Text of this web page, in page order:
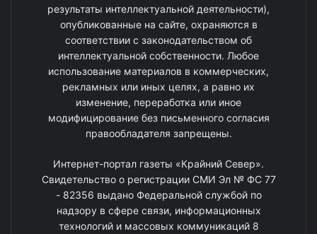
результаты интеллектуальной деятельности),
опубликованные на сайте, охраняются в
соответствии с законодательством об
интеллектуальной собственности. Любое
использование материалов в коммерческих,
рекламных или иных целях, а равно их
изменение, переработка или иное
модифицирование без письменного согласия
правообладателя запрещены.
Интернет-портал газеты «Крайний Север».
Свидетельство о регистрации СМИ Эл № ФС 77
- 82356 выдано Федеральной службой по
надзору в сфере связи, информационных
технологий и массовых коммуникаций 8